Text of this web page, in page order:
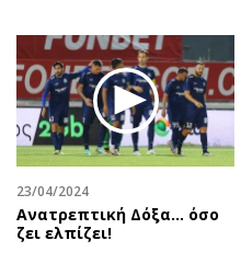
23/04/2024
Ανατρεπτική Δόξα… όσο
ζει ελπίζει!